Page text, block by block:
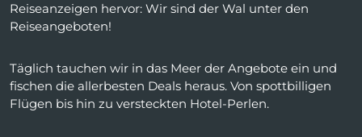
Reiseanzeigen hervor: Wir sind der Wal unter den
Reiseangeboten!
Täglich tauchen wir in das Meer der Angebote ein und
fischen die allerbesten Deals heraus. Von spottbilligen
Flügen bis hin zu versteckten Hotel-Perlen.